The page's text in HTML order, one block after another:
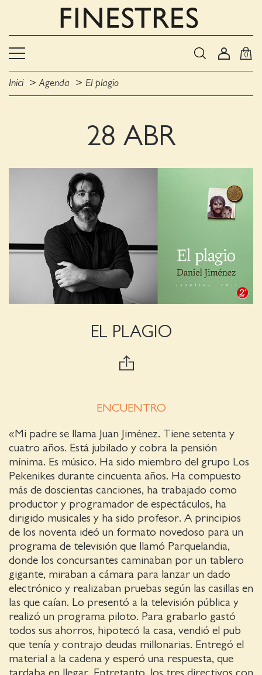
0
Inici Agenda El plagio
28 ABR
EL PLAGIO
ENCUENTRO
«Mi padre se llama Juan Jiménez. Tiene setenta y
cuatro años. Está jubilado y cobra la pensión
mínima. Es músico. Ha sido miembro del grupo Los
Pekenikes durante cincuenta años. Ha compuesto
más de doscientas canciones, ha trabajado como
productor y programador de espectáculos, ha
dirigido musicales y ha sido profesor. A principios
de los noventa ideó un formato novedoso para un
programa de televisión que llamó Parquelandia,
donde los concursantes caminaban por un tablero
gigante, miraban a cámara para lanzar un dado
electrónico y realizaban pruebas según las casillas en
las que caían. Lo presentó a la televisión pública y
realizó un programa piloto. Para grabarlo gastó
todos sus ahorros, hipotecó la casa, vendió el pub
que tenía y contrajo deudas millonarias. Entregó el
material a la cadena y esperó una respuesta, que
tardaba en llegar. Entretanto, los tres directivos con